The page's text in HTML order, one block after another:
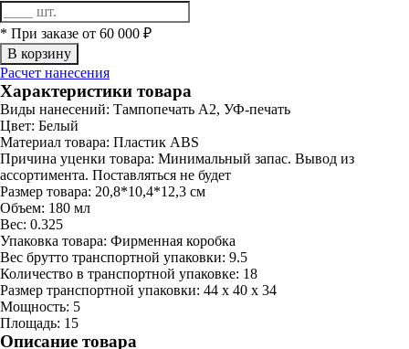
* При заказе от 60 000 ₽
Расчет нанесения
Характеристики товара
Виды нанесений: Тампопечать А2, УФ-печать
Цвет: Белый
Материал товара: Пластик ABS
Причина уценки товара: Минимальный запас. Вывод из
ассортимента. Поставляться не будет
Размер товара: 20,8*10,4*12,3 см
Объем: 180 мл
Вес: 0.325
Упаковка товара: Фирменная коробка
Вес брутто транспортной упаковки: 9.5
Количество в транспортной упаковке: 18
Размер транспортной упаковки: 44 x 40 x 34
Мощность: 5
Площадь: 15
Описание товара